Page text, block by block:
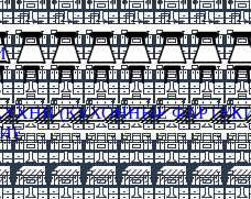
(КУХОННЫЕ